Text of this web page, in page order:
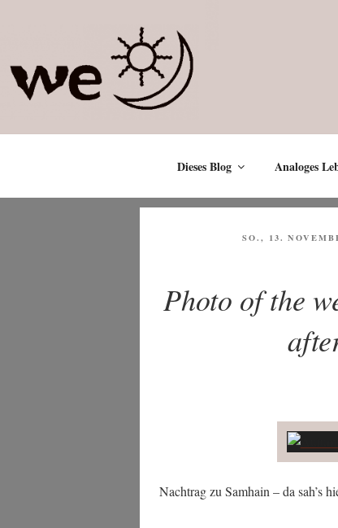
Dieses Blog Analoges
SO., 13.
Photo of the
Nach­trag zu Sam­hain – da sah’s